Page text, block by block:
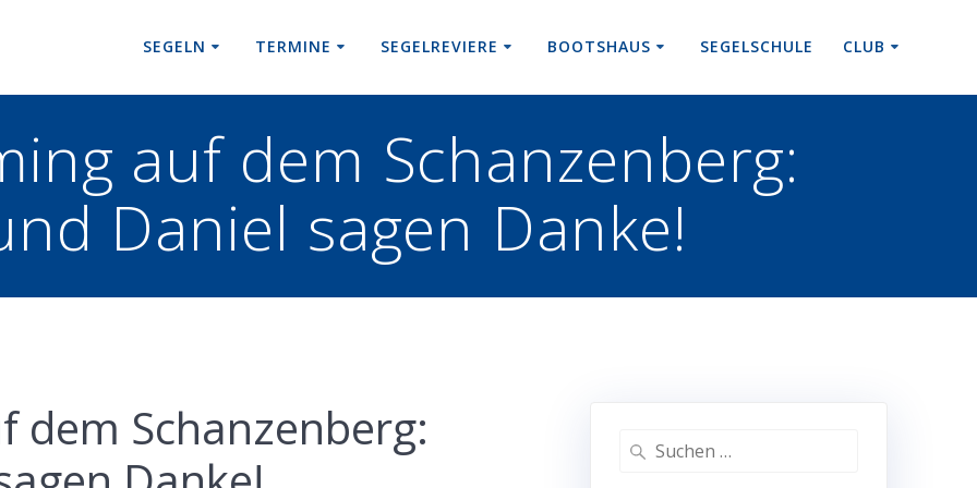
SEGELN TERMINE SEGELREVIERE BOOTSHAUS SEGELSCHULE CLUB
auf dem Schanzenberg:
Daniel sagen Danke!
dem Schanzenberg:
Suchen